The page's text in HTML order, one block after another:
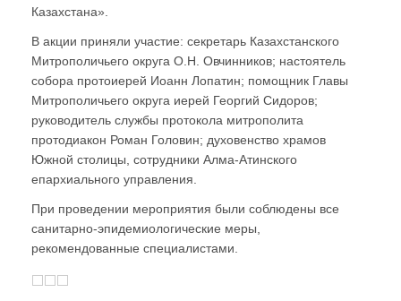
Казахстана».
В акции приняли участие: секретарь Казахстанского
Митрополичьего округа О.Н. Овчинников; настоятель
собора протоиерей Иоанн Лопатин; помощник Главы
Митрополичьего округа иерей Георгий Сидоров;
руководитель службы протокола митрополита
протодиакон Роман Головин; духовенство храмов
Южной столицы, сотрудники Алма-Атинского
епархиального управления.
При проведении мероприятия были соблюдены все
санитарно-эпидемиологические меры,
рекомендованные специалистами.